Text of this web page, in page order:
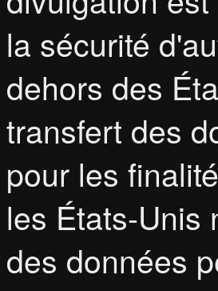
la sécurité
dehors des
transfert des
pour les
les États-Unis
des données